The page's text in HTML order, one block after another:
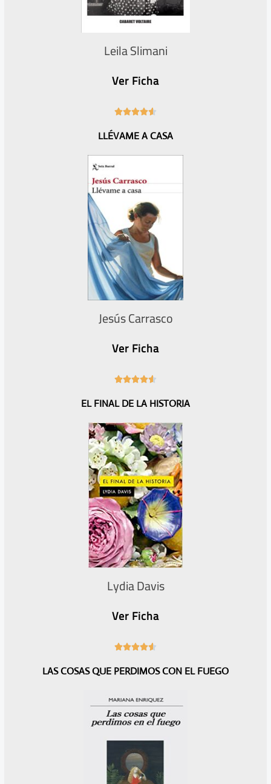
Leila Slimani
Ver Ficha

6
LLÉVAME A CASA
Jesús Carrasco
Ver Ficha

6
5
EL FINAL DE LA HISTORIA
Lydia Davis
Ver Ficha

6
LAS COSAS QUE PERDIMOS CON EL FUEGO